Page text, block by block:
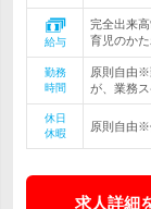
給与
完全出来
育児のか
勤務
時間
原則自由※
が、業務
休日
休暇
原則自由※
求人詳細